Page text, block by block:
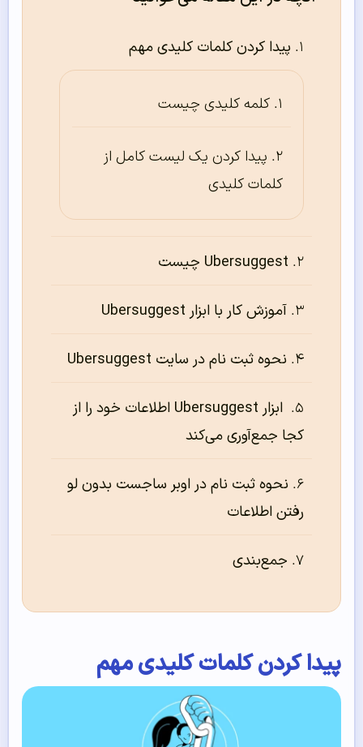
پیدا کردن کلمات کلیدی مهم
کلمه‌ کلیدی چیست
پیدا کردن یک لیست کامل از
کلمات کلیدی
Ubersuggest چیست
آموزش کار با ابزار Ubersuggest
نحوه ثبت نام در سایت Ubersuggest
ابزار Ubersuggest اطلاعات خود را از
کجا جمع‌آوری می‌کند
نحوه ثبت نام در اوبر ساجست بدون لو
رفتن اطلاعات
جمع‌بندی
پیدا کردن کلمات کلیدی مهم